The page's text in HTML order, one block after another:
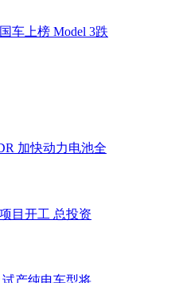
车上榜 Model 3跌
加快动力电池全
目开工 总投资